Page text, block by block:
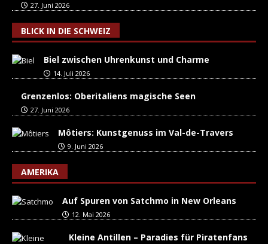
27. Juni 2026
BLICK IN DIE SCHWEIZ
Biel zwischen Uhrenkunst und Charme
14. Juli 2026
Grenzenlos: Oberitaliens magische Seen
27. Juni 2026
Môtiers: Kunstgenuss im Val-de-Travers
9. Juni 2026
AMERIKA
Auf Spuren von Satchmo in New Orleans
12. Mai 2026
Kleine Antillen – Paradies für Piratenfans